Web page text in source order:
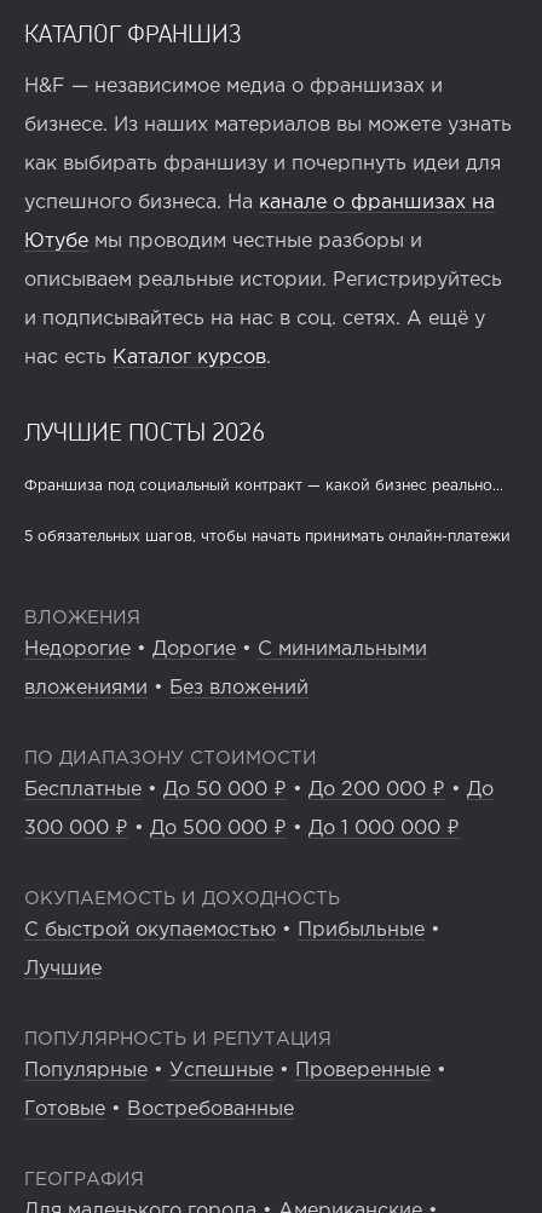
КАТАЛОГ ФРАНШИЗ
H&F — независимое медиа о франшизах и
бизнесе. Из наших материалов вы можете узнать
как выбирать франшизу и почерпнуть идеи для
успешного бизнеса. На канале о франшизах на
Ютубе мы проводим честные разборы и
описываем реальные истории. Регистрируйтесь
и подписывайтесь на нас в соц. сетях. А ещё у
нас есть Каталог курсов.
ЛУЧШИЕ ПОСТЫ 2026
Франшиза под социальный контракт — какой бизнес реально...
5 обязательных шагов, чтобы начать принимать онлайн-платежи
ВЛОЖЕНИЯ
Недорогие • Дорогие • С минимальными
вложениями • Без вложений
ПО ДИАПАЗОНУ СТОИМОСТИ
Бесплатные • До 50 000 ₽ • До 200 000 ₽ • До
300 000 ₽ • До 500 000 ₽ • До 1 000 000 ₽
ОКУПАЕМОСТЬ И ДОХОДНОСТЬ
С быстрой окупаемостью • Прибыльные •
Лучшие
ПОПУЛЯРНОСТЬ И РЕПУТАЦИЯ
Популярные • Успешные • Проверенные •
Готовые • Востребованные
ГЕОГРАФИЯ